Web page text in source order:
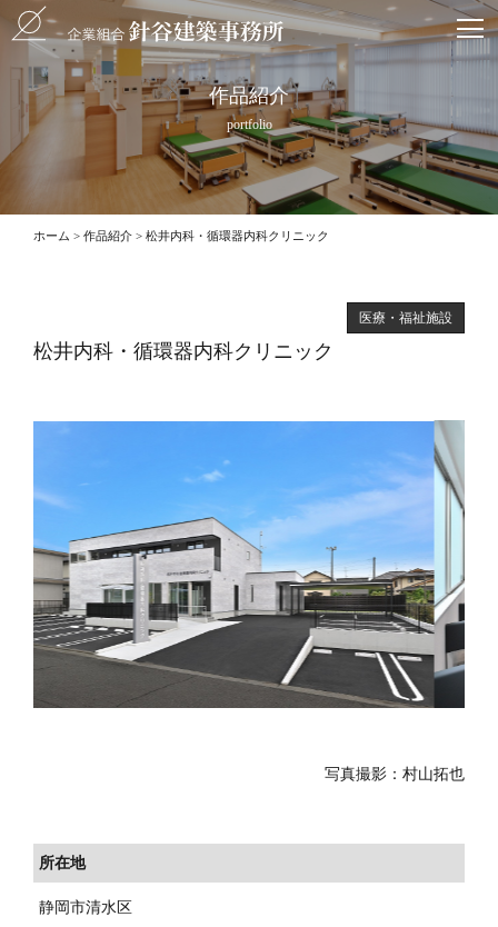
作品紹介
portfolio
ホーム 作品紹介 松井内科・循環器内科クリニック
医療・福祉施設
松井内科・循環器内科クリニック
写真撮影：村山拓也
所在地
静岡市清水区